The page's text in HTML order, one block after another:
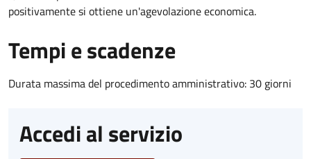
positivamente si ottiene un'agevolazione economica.
Tempi e scadenze
Durata massima del procedimento amministrativo: 30 giorni
Accedi al servizio